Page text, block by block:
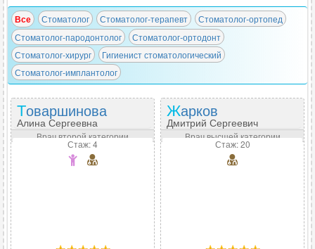
Все Стоматолог Стоматолог-терапевт
Стоматолог-ортопед
Стоматолог-пародонтолог
Стоматолог-ортодонт
Стоматолог-хирург
Гигиенист стоматологический
Стоматолог-имплантолог
Товаршинова
Алина Сергеевна
Врач второй категории
Стаж: 4
Жарков
Дмитрий Сергеевич
Врач высшей категории
Стаж: 20